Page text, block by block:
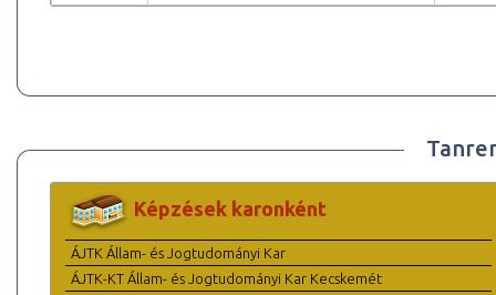
Képzések karonként
ÁJTK Állam- és Jogtudományi Kar
ÁJTK-KT Állam- és Jogtudományi Kar Kecskemét